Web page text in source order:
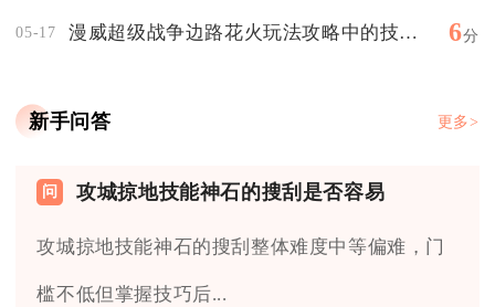
05-17 漫威超级战争边路花火玩法攻略中的技能搭配要点是什么 6分
新手问答 更多>
攻城掠地技能神石的搜刮是否容易
攻城掠地技能神石的搜刮整体难度中等偏难，门
槛不低但掌握技巧后...